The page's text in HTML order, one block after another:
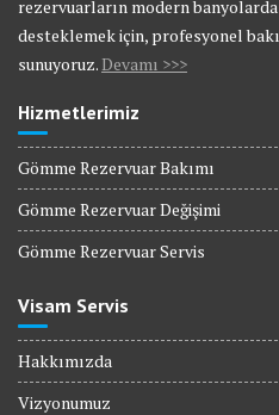
rezervuarların modern
desteklemek için, profesyonel
sunuyoruz. Devamı >>>
Hizmetlerimiz
Gömme Rezervuar Bakımı
Gömme Rezervuar Değişimi
Gömme Rezervuar Servis
Visam Servis
Hakkımızda
Vizyonumuz